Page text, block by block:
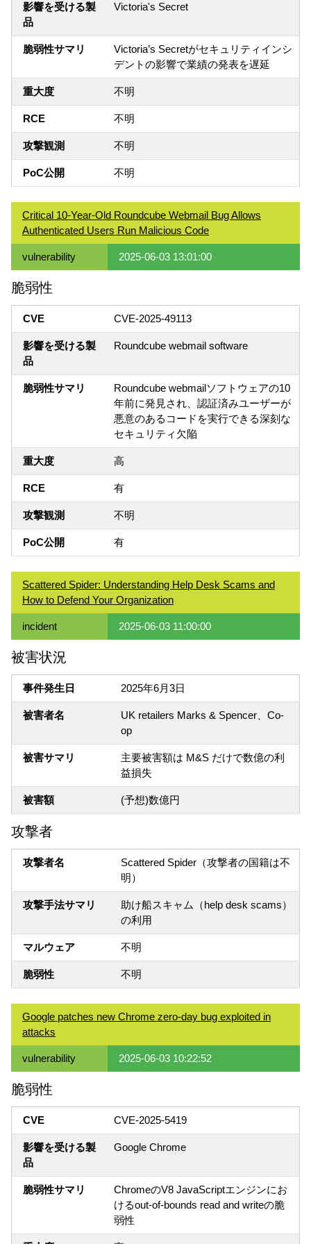
影響を受ける製
品
Victoria's Secret
脆弱性サマリ
Victoria’s Secretがセキュリティインシ
デントの影響で業績の発表を遅延
重大度 不明
RCE 不明
攻撃観測 不明
PoC公開 不明
Critical 10-Year-Old Roundcube Webmail Bug Allows
Authenticated Users Run Malicious Code
vulnerability 2025-06-03 13:01:00
脆弱性
CVE CVE-2025-49113
影響を受ける製
品
Roundcube webmail software
脆弱性サマリ
Roundcube webmailソフトウェアの10
年前に発見され、認証済みユーザーが
悪意のあるコードを実行できる深刻な
セキュリティ欠陥
重大度 高
RCE 有
攻撃観測 不明
PoC公開 有
Scattered Spider: Understanding Help Desk Scams and
How to Defend Your Organization
incident 2025-06-03 11:00:00
被害状況
事件発生日 2025年6月3日
被害者名
UK retailers Marks & Spencer、Co-
op
被害サマリ
主要被害額は M&S だけで数億の利
益損失
被害額 (予想)数億円
攻撃者
攻撃者名
Scattered Spider（攻撃者の国籍は不
明）
攻撃手法サマリ
助け船スキャム（help desk scams）
の利用
マルウェア 不明
脆弱性 不明
Google patches new Chrome zero-day bug exploited in
attacks
vulnerability 2025-06-03 10:22:52
脆弱性
CVE CVE-2025-5419
影響を受ける製
品
Google Chrome
脆弱性サマリ
ChromeのV8 JavaScriptエンジンにお
けるout-of-bounds read and writeの脆
弱性